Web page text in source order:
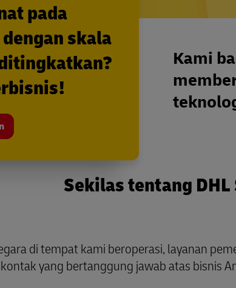
Kami
pada
skala
Sekilas tentang
di tempat kami beroperasi, layanan
yang bertanggung jawab atas bisnis